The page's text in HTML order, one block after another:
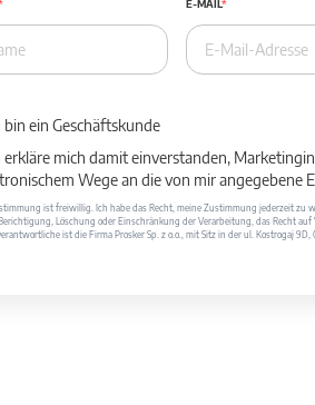
E-MAIL
bin ein Geschäftskunde
erkläre mich damit einverstanden,
Wege an die von mir angegebene
ist freiwillig. Ich habe das Recht, meine Zustimmung jederzeit zu
Löschung oder Einschränkung der Verarbeitung, das Recht
ist die Firma Prosker Sp. z o.o., mit Sitz in der ul. Kostrogaj